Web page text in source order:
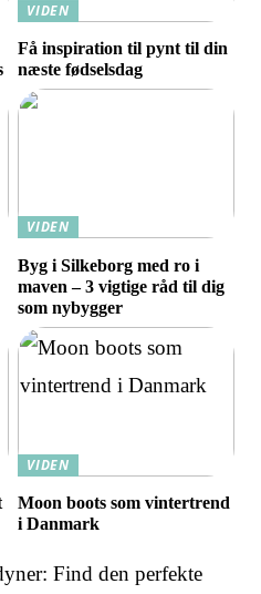
VIDEN
Få inspiration til pynt til din
næste fødselsdag
VIDEN
Byg i Silkeborg med ro i
maven – 3 vigtige råd til dig
som nybygger
VIDEN
Moon boots som vintertrend
i Danmark
Find den perfekte